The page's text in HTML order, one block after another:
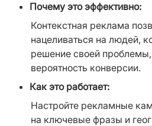
Почему это эффективно:
Контекстная реклама
нацеливаться на людей,
решение своей
вероятность конверсии.
Как это работает:
Настройте рекламные
на ключевые фразы и